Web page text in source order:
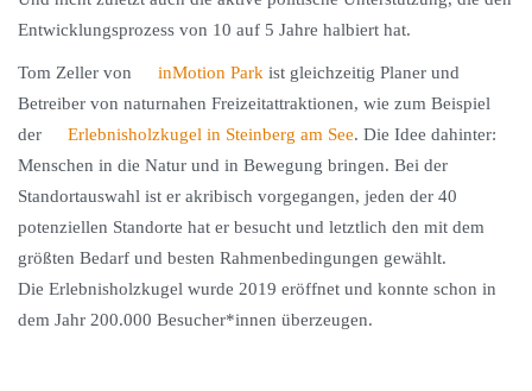
Entwicklungsprozess von 10 auf 5 Jahre halbiert hat.
Tom Zeller von inMotion Park ist gleichzeitig Planer und
Betreiber von naturnahen Freizeitattraktionen, wie zum Beispiel
der
Erlebnisholzkugel in Steinberg am See. Die Idee dahinter:
Menschen in die Natur und in Bewegung bringen. Bei der
Standortauswahl ist er akribisch vorgegangen, jeden der 40
potenziellen Standorte hat er besucht und letztlich den mit dem
größten Bedarf und besten Rahmenbedingungen gewählt.
Die Erlebnisholzkugel wurde 2019 eröffnet und konnte schon in
dem Jahr 200.000 Besucher*innen überzeugen.